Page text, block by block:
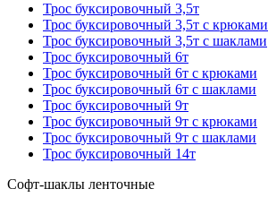
Трос буксировочный 3,5т
Трос буксировочный 3,5т с крюками
Трос буксировочный 3,5т с шаклами
Трос буксировочный 6т
Трос буксировочный 6т с крюками
Трос буксировочный 6т с шаклами
Трос буксировочный 9т
Трос буксировочный 9т с крюками
Трос буксировочный 9т с шаклами
Трос буксировочный 14т
Софт-шаклы ленточные